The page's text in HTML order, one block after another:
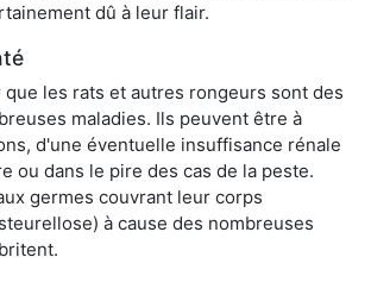
dû à leur flair.
que les rats et autres rongeurs sont des
maladies. Ils peuvent être à
d'une éventuelle insuffisance rénale
ou dans le pire des cas de la peste.
germes couvrant leur corps
à cause des nombreuses